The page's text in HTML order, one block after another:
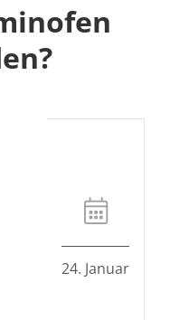
24. Januar